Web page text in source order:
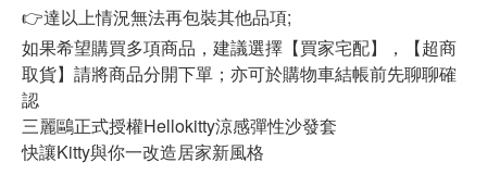
👉達以上情況無法再包裝其他品項;
如果希望購買多項商品，建議選擇【買家宅配】，【超商
取貨】請將商品分開下單；亦可於購物車結帳前先聊聊確
認
三麗鷗正式授權Hellokitty涼感彈性沙發套
快讓Kitty與你一改造居家新風格